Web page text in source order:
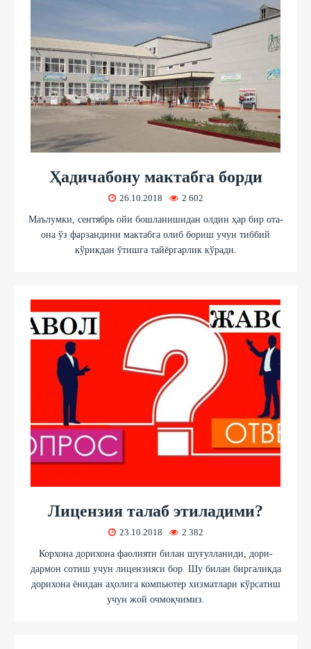
Ҳадичабону мактабга борди
26.10.2018 2 602
Маълумки, сентябрь ойи бошланишидан олдин ҳар бир ота-
она ўз фарзандини мактабга олиб бориш учун тиббий
кўрикдан ўтишга тайёргарлик кўради.
Лицензия талаб этиладими?
23.10.2018 2 382
Корхона дорихона фаолияти билан шуғулланиди, дори-
дармон сотиш учун лицензияси бор. Шу билан биргаликда
дорихона ёнидан аҳолига компьютер хизматлари кўрсатиш
учун жой очмоқчимиз.